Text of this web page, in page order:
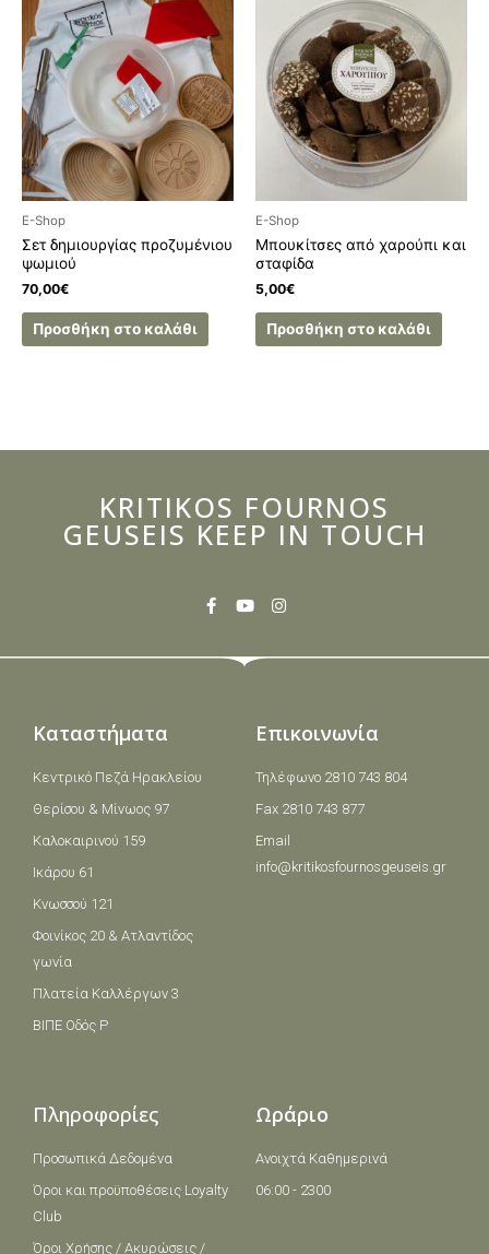
E-Shop
Σετ δημιουργίας προζυμένιου
ψωμιού
70,00€
Προσθήκη στο καλάθι
E-Shop
Μπουκίτσες από χαρούπι και
σταφίδα
5,00€
Προσθήκη στο καλάθι
KRITIKOS FOURNOS
GEUSEIS KEEP IN TOUCH
Καταστήματα
Κεντρικό Πεζά Ηρακλείου
Θερίσου & Μίνωος 97
Καλοκαιρινού 159
Ικάρου 61
Κνωσσού 121
Φοινίκος 20 & Ατλαντίδος
γωνία
Πλατεία Καλλέργων 3
ΒΙΠΕ Οδός Ρ
Επικοινωνία
Τηλέφωνο 2810 743 804
Fax 2810 743 877
Email
info@kritikosfournosgeuseis.gr
Πληροφορίες
Προσωπικά Δεδομένα
Όροι και πρoϋποθέσεις Loyalty
Club
Όροι Χρήσης / Ακυρώσεις /
Ωράριο
Ανοιχτά Καθημερινά
06:00 - 2300